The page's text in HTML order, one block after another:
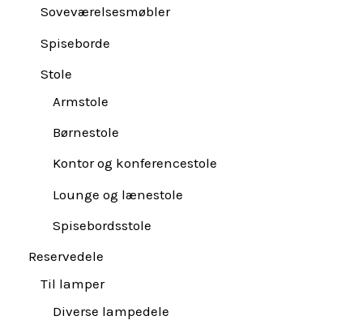
Soveværelsesmøbler
Spiseborde
Stole
Armstole
Børnestole
Kontor og konferencestole
Lounge og lænestole
Spisebordsstole
Reservedele
Til lamper
Diverse lampedele